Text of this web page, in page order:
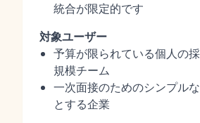
統合が限定的です
対象ユーザー
予算が限られている個人の
規模チーム
一次面接のためのシンプル
とする企業